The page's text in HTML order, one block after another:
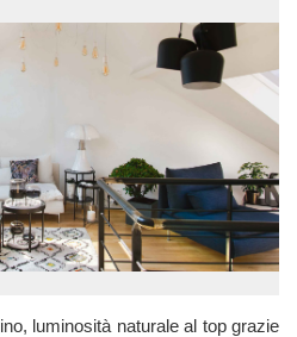
luminosità naturale al top grazie